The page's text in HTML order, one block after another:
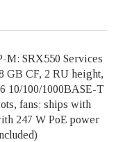
M: SRX550 Services
GB CF, 2 RU height,
10/100/1000BASE-T
fans; ships with
247 W PoE power